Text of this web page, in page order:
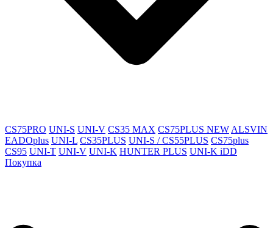
CS75PRO UNI-S UNI-V CS35 MAX CS75PLUS NEW ALSVIN
EADOplus UNI-L CS35PLUS UNI-S / CS55PLUS CS75plus
CS95 UNI-T UNI-V UNI-K HUNTER PLUS UNI-K iDD
Покупка